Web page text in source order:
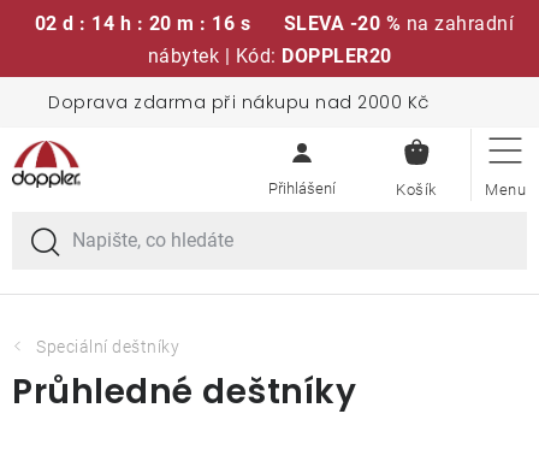
02 d : 14 h : 20 m : 15 s SLEVA -20 % na zahradní
nábytek | Kód: DOPPLER20
obsah
Doprava zdarma při nákupu nad 2000 Kč
KOŠÍK
Sedací soupravy
Slunečníky
Křesla a židle
Stoly
Speciální deštníky
Průhledné deštníky